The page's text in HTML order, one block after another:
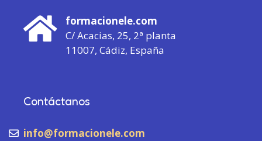
formacionele.com
C/ Acacias, 25, 2ª planta
11007, Cádiz, España
Contáctanos
info@formacionele.com